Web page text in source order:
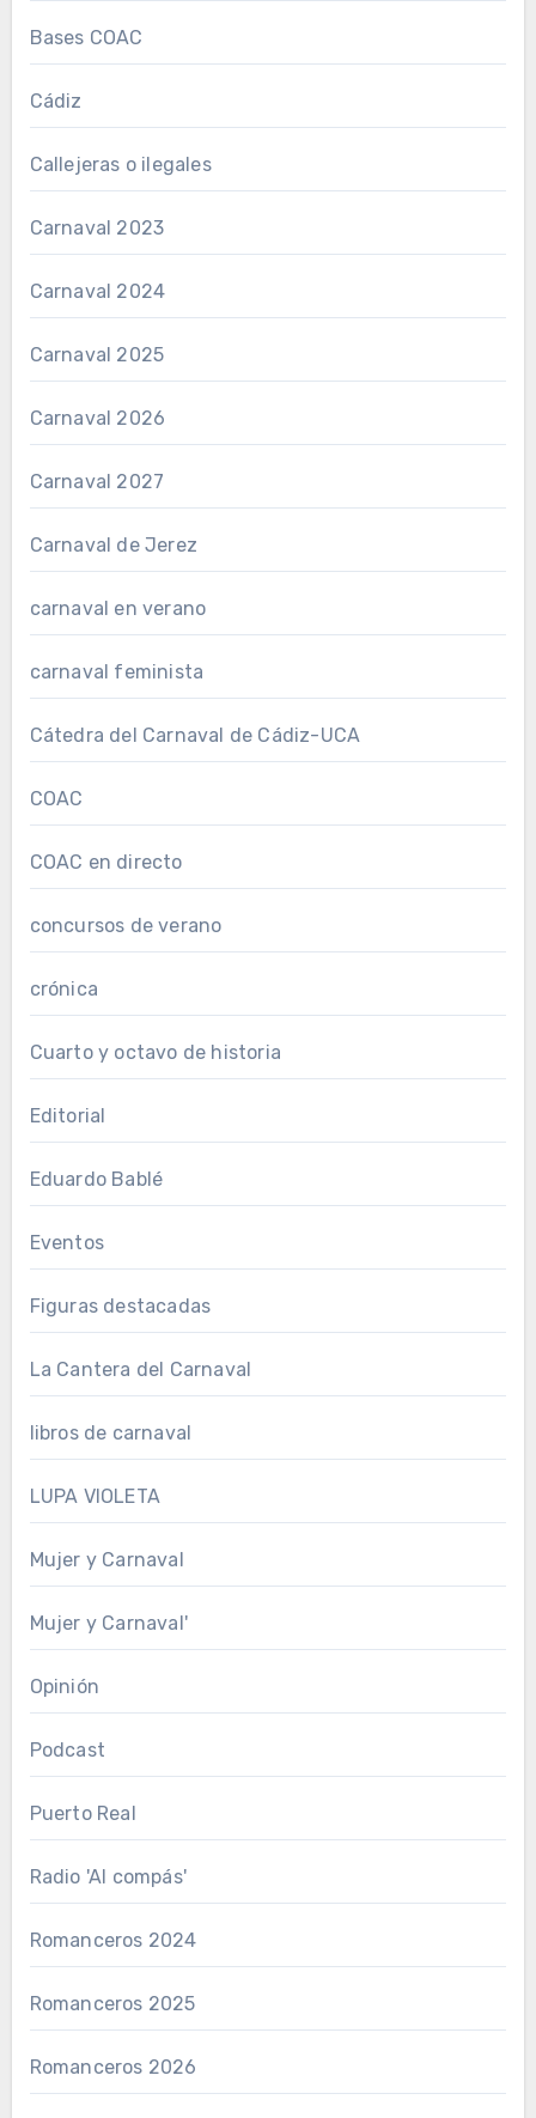
Bases COAC
Cádiz
Callejeras o ilegales
Carnaval 2023
Carnaval 2024
Carnaval 2025
Carnaval 2026
Carnaval 2027
Carnaval de Jerez
carnaval en verano
carnaval feminista
Cátedra del Carnaval de Cádiz-UCA
COAC
COAC en directo
concursos de verano
crónica
Cuarto y octavo de historia
Editorial
Eduardo Bablé
Eventos
Figuras destacadas
La Cantera del Carnaval
libros de carnaval
LUPA VIOLETA
Mujer y Carnaval
Mujer y Carnaval'
Opinión
Podcast
Puerto Real
Radio 'Al compás'
Romanceros 2024
Romanceros 2025
Romanceros 2026